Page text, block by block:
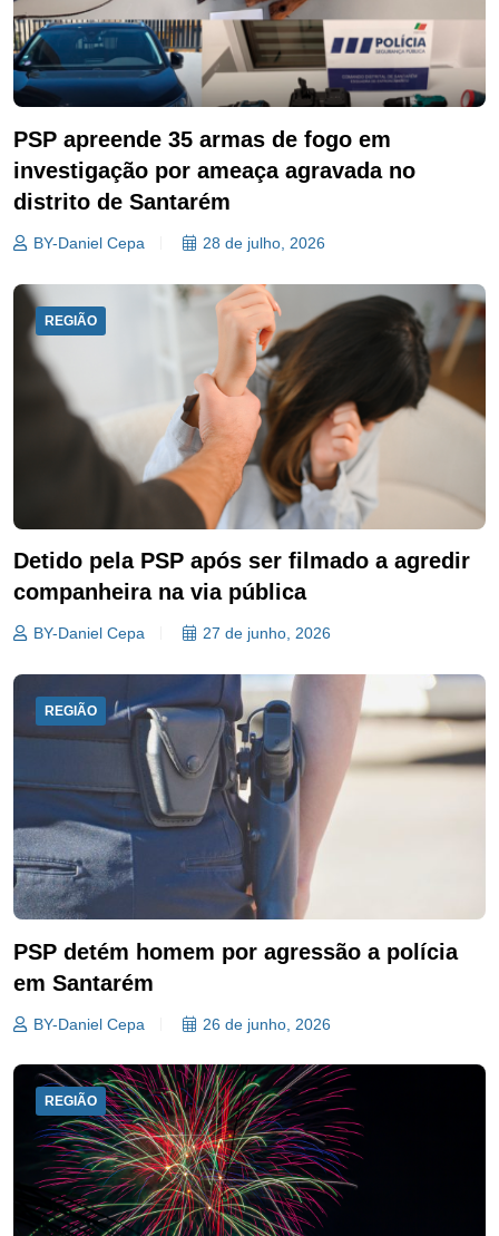
PSP apreende 35 armas de fogo em
investigação por ameaça agravada no
distrito de Santarém
BY-Daniel Cepa 28 de julho, 2026
REGIÃO
Detido pela PSP após ser filmado a agredir
companheira na via pública
BY-Daniel Cepa 27 de junho, 2026
REGIÃO
PSP detém homem por agressão a polícia
em Santarém
BY-Daniel Cepa 26 de junho, 2026
REGIÃO